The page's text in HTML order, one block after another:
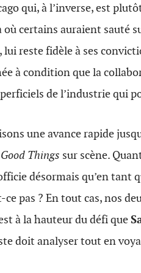
qui, à l’inverse, est
où certains auraient sauté
, lui reste fidèle à ses
à condition que la
de l’industrie qui
une avance rapide
Things sur scène.
désormais qu’en tant
ce pas ? En tout cas, nos
à la hauteur du défi que
doit analyser tout en